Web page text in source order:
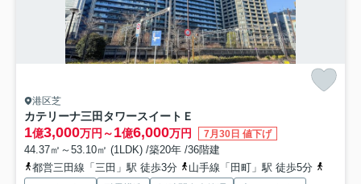
港区芝
カテリーナ三田タワースイートＥ
1億3,000万円～1億6,000万円 7月30日 値下げ
44.37㎡～53.10㎡ (1LDK) /築20年 /36階建
都営三田線「三田」駅 徒歩3分
山手線「田町」駅 徒歩5分